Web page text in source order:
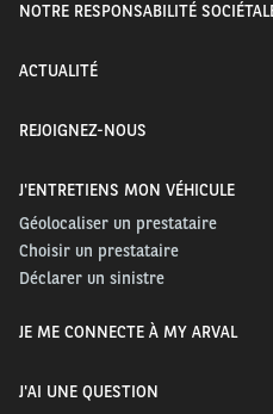
NOTRE RESPONSABILITÉ
ACTUALITÉ
REJOIGNEZ-NOUS
J'ENTRETIENS MON VÉHICULE
Géolocaliser un prestataire
Choisir un prestataire
Déclarer un sinistre
JE ME CONNECTE À MY ARVAL
J'AI UNE QUESTION